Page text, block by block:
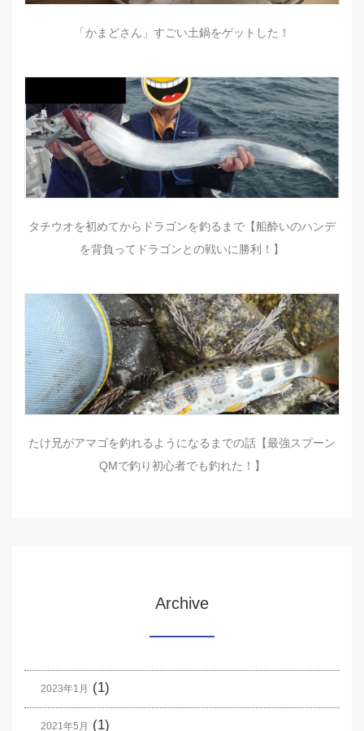
「かまどさん」すごい土鍋をゲットした！
タチウオを初めてからドラゴンを釣るまで【船酔いのハンデ
を背負ってドラゴンとの戦いに勝利！】
たけ兄がアマゴを釣れるようになるまでの話【最強スプーン
QMで釣り初心者でも釣れた！】
Archive
2023年1月 (1)
2021年5月 (1)